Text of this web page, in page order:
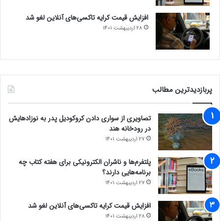
افزایش قیمت کرایه تاکسی‌های آنلاین لغو شد
28 اردیبهشت 1401
پربازدیدترین مطالب
تصاویری از سواری دادن کروکودیل پدر به نوزادهایش
در رودخانه هند
27 اردیبهشت 1401
پلتفرم‌ها و ناشران الکترونیکی برای هفته کتاب چه
برنامه‌هایی دارند؟
27 اردیبهشت 1401
افزایش قیمت کرایه تاکسی‌های آنلاین لغو شد
28 اردیبهشت 1401